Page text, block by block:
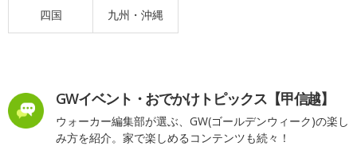
四国 九州・沖縄
GWイベント・おでかけトピックス【甲信越】
ウォーカー編集部が選ぶ、GW(ゴールデンウィーク)の楽し
み方を紹介。家で楽しめるコンテンツも続々！